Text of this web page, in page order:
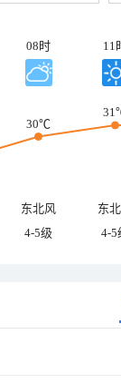
08时 11
30℃
东北风 东
4-5级 4-5